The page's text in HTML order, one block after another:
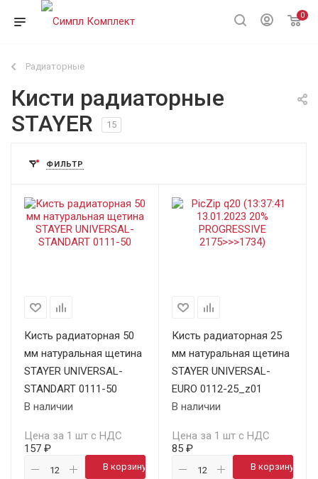
0
Радиаторные
Кисти радиаторные
STAYER
15
ФИЛЬТР
Кисть радиаторная 50
мм натуральная щетина
STAYER UNIVERSAL-
STANDART 0111-50
В наличии
Цена за 1 шт с НДС
157 ₽
В корзину
Кисть радиаторная 25
мм натуральная щетина
STAYER UNIVERSAL-
EURO 0112-25_z01
В наличии
Цена за 1 шт с НДС
85 ₽
В корзину